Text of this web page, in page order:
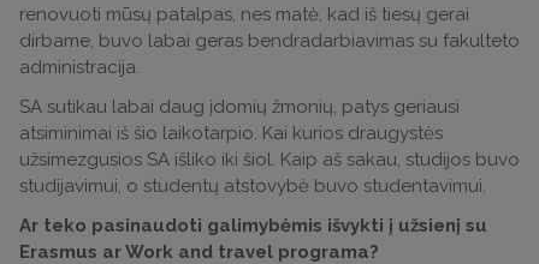
renovuoti mūsų patalpas, nes matė, kad iš tiesų gerai
dirbame, buvo labai geras bendradarbiavimas su fakulteto
administracija.
SA sutikau labai daug įdomių žmonių, patys geriausi
atsiminimai iš šio laikotarpio. Kai kurios draugystės
užsimezgusios SA išliko iki šiol. Kaip aš sakau, studijos buvo
studijavimui, o studentų atstovybė buvo studentavimui.
Ar teko pasinaudoti galimybėmis išvykti į užsienį su
Erasmus ar Work and travel programa?